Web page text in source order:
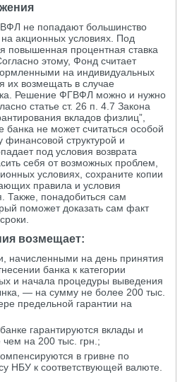
не попадают большинство
акционных условиях. Под
повышенная процентная ставка
этому, Фонд считает
на индивидуальных
их возмещать в случае
Решение ФГВФЛ можно и нужно
статье ст. 26 п. 4.7 Закона
вкладов физлиц”,
не может считаться особой
структурой и
под условия возврата
себя от возможных проблем,
условиях, сохраните копии
правила и условия
Также, понадобиться сам
поможет доказать сам факт
возмещает:
начисленными на день принятия
банка к категории
и начала процедуры выведения
— на сумму не более 200 тыс.
предельной гарантии на
гарантируются вклады и
на 200 тыс. грн.;
в гривне по
НБУ к соответствующей валюте.